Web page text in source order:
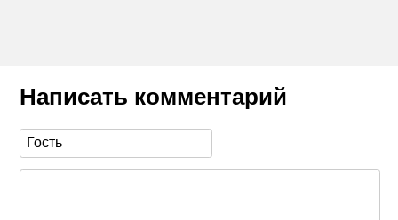
Написать комментарий